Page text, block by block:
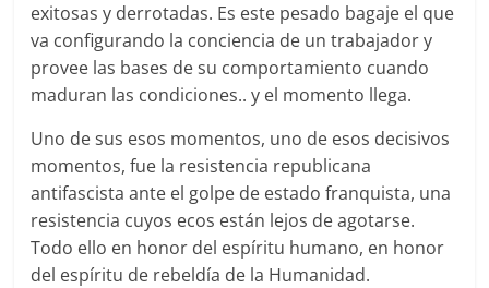
exitosas y derrotadas. Es este pesado bagaje el que
va configurando la conciencia de un trabajador y
provee las bases de su comportamiento cuando
maduran las condiciones.. y el momento llega.
Uno de sus esos momentos, uno de esos decisivos
momentos, fue la resistencia republicana
antifascista ante el golpe de estado franquista, una
resistencia cuyos ecos están lejos de agotarse.
Todo ello en honor del espíritu humano, en honor
del espíritu de rebeldía de la Humanidad.